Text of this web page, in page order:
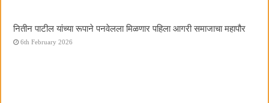
नितीन पाटील यांच्या रूपाने पनवेलला मिळणार पहिला आगरी समाजाचा महापौर
6th February 2026